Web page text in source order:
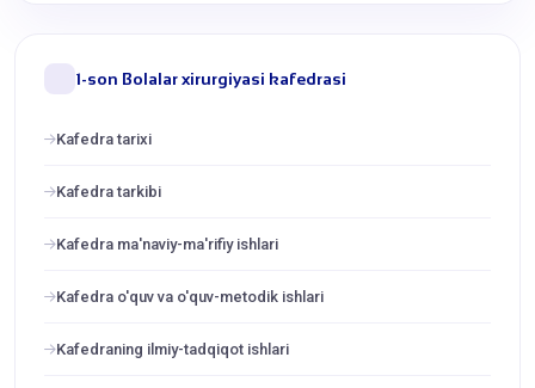
1-son Bolalar xirurgiyasi kafedrasi
Kafedra tarixi
Kafedra tarkibi
Kafedra ma'naviy-ma'rifiy ishlari
Kafedra o'quv va o'quv-metodik ishlari
Kafedraning ilmiy-tadqiqot ishlari